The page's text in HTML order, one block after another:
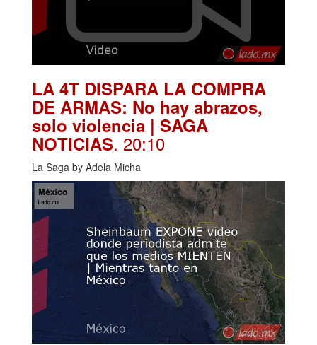
LA 4T DISPARA LA COMPRA
DE ARMAS: No hay abrazos,
solo violencia | SAGA
NOTICIAS. 20:10
La Saga by Adela Micha